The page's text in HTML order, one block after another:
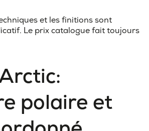
et les finitions sont
Le prix catalogue fait toujours
polaire et